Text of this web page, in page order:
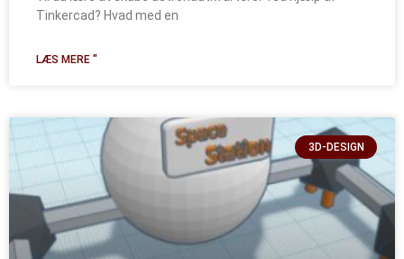
Tinkercad? Hvad med en
LÆS MERE "
3D-DESIGN